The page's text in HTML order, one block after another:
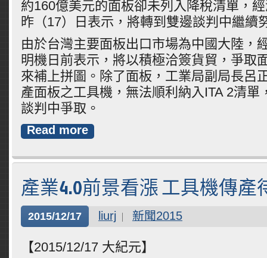
約160億美元的面板卻未列入降稅清單，
昨（17）日表示，將轉到雙邊談判中繼續
由於台灣主要面板出口市場為中國大陸，
明機日前表示，將以積極洽簽貨貿，爭取
來補上拼圖。除了面板，工業局副局長呂
產面板之工具機，無法順利納入ITA 2清單
談判中爭取。
Read more
產業4.0前景看漲 工具機傳產
2015/12/17 liurj 新聞2015
【2015/12/17 大紀元】